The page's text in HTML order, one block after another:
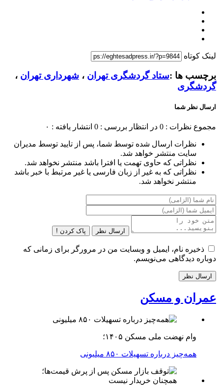
لینک کوتاه
برچسب ها :ستاد گردشگری تهران ، شهرداری تهران ،
گردشگری
ارسال نظر شما
مجموع نظرات : 0 در انتظار بررسی : 0 انتشار یافته : ۰
نظرات ارسال شده توسط شما، پس از تایید توسط مدیران
سایت منتشر خواهد شد.
نظراتی که حاوی تهمت یا افترا باشد منتشر نخواهد شد.
نظراتی که به غیر از زبان فارسی یا غیر مرتبط با خبر باشد
منتشر نخواهد شد.
ارسال نظر پاک کردن !
ذخیره نام، ایمیل و وبسایت من در مرورگر برای زمانی که
دوباره دیدگاهی می‌نویسم.
عمران و مسکن
وام نهضت ملی مسکن ۱۴۰۵؛
همه‌چیز درباره تسهیلات ۸۵۰ میلیونی